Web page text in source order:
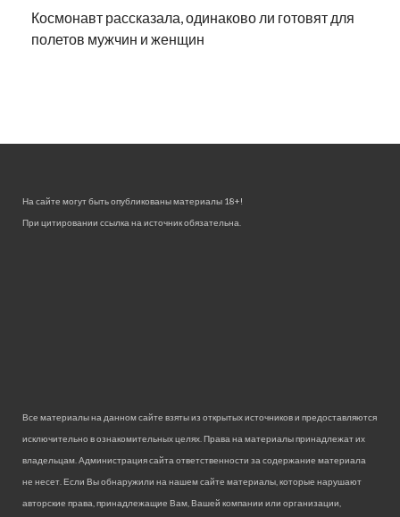
Космонавт рассказала, одинаково ли готовят для
полетов мужчин и женщин
На сайте могут быть опубликованы материалы 18+!
При цитировании ссылка на источник обязательна.
Все материалы на данном сайте взяты из открытых источников и предоставляются
исключительно в ознакомительных целях. Права на материалы принадлежат их
владельцам. Администрация сайта ответственности за содержание материала
не несет. Если Вы обнаружили на нашем сайте материалы, которые нарушают
авторские права, принадлежащие Вам, Вашей компании или организации,